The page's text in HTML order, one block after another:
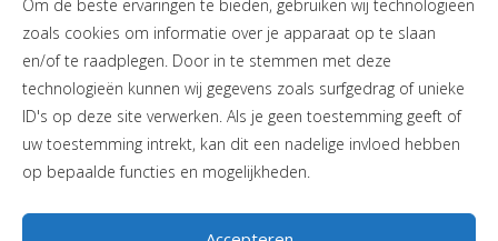
Om de beste ervaringen te bieden, gebruiken wij technologieën
zoals cookies om informatie over je apparaat op te slaan
en/of te raadplegen. Door in te stemmen met deze
technologieën kunnen wij gegevens zoals surfgedrag of unieke
ID's op deze site verwerken. Als je geen toestemming geeft of
uw toestemming intrekt, kan dit een nadelige invloed hebben
op bepaalde functies en mogelijkheden.